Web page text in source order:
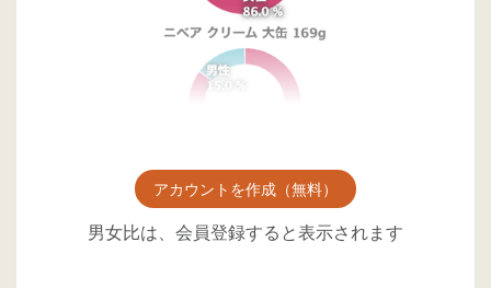
アカウントを作成（無料）
男女比は、会員登録すると表示されます